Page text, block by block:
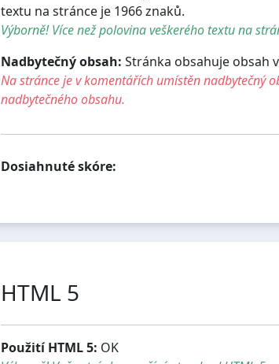
textu na stránce je 1966 znaků.
Výborně! Více než polovina veškerého textu na
Nadbytečný obsah: Stránka obsahuje obsah
Na stránce je v komentářích umístěn nadbytečný
nadbytečného obsahu.
Dosiahnuté skóre:
HTML 5
Použití HTML 5: OK